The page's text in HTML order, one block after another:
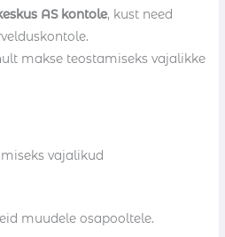
AS kontole, kust need
makse teostamiseks vajalikke
vajalikud
muudele osapooltele.